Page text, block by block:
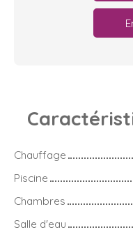
Chauffage
Piscine
Chambres
Salle d'eau